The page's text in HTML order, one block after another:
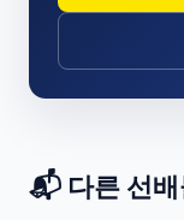
📬 다른 선배